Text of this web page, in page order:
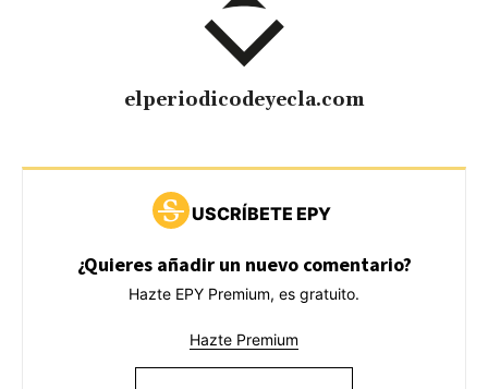
elperiodicodeyecla.com
USCRÍBETE EPY
¿Quieres añadir un nuevo comentario?
Hazte EPY Premium, es gratuito.
Hazte Premium